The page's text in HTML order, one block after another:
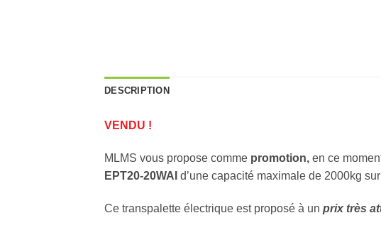
DESCRIPTION
VENDU !
MLMS vous propose comme promotion, en ce
EPT20-20WAI d’une capacité maximale de 2000kg
Ce transpalette électrique est proposé à un prix très